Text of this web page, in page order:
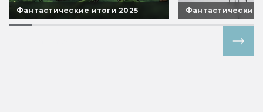
Фантастические итоги 2025 Фантастические